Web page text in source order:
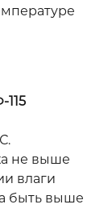
не выше
влаги
быть выше